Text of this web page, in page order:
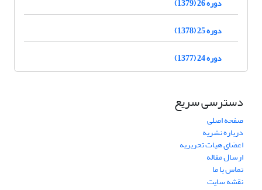
دوره 25 (1378)
دوره 24 (1377)
دسترسی سریع
صفحه اصلی
درباره نشریه
اعضای هیات تحریریه
ارسال مقاله
تماس با ما
نقشه سایت